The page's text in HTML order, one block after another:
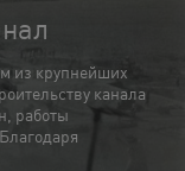
из крупнейших
канала
работы